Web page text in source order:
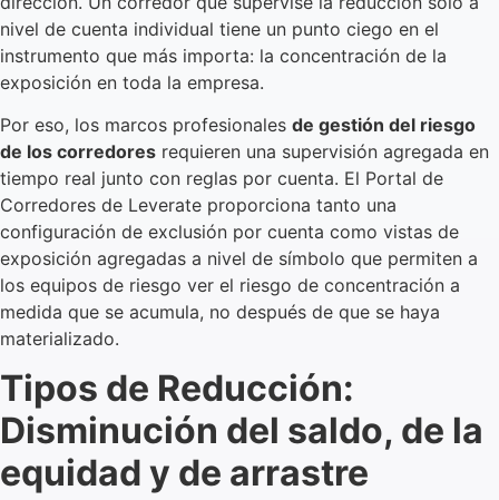
nivel de cuenta individual tiene un punto ciego en el
instrumento que más importa: la concentración de la
exposición en toda la empresa.
Por eso, los marcos profesionales de gestión del riesgo
de los corredores requieren una supervisión agregada en
tiempo real junto con reglas por cuenta. El Portal de
Corredores de Leverate proporciona tanto una
configuración de exclusión por cuenta como vistas de
exposición agregadas a nivel de símbolo que permiten a
los equipos de riesgo ver el riesgo de concentración a
medida que se acumula, no después de que se haya
materializado.
Tipos de Reducción:
Disminución del saldo, de la
equidad y de arrastre